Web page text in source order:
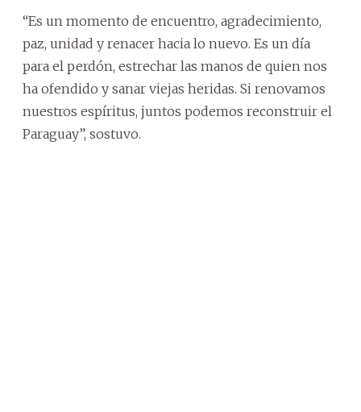
“Es un momento de encuentro, agradecimiento,
paz, unidad y renacer hacia lo nuevo. Es un día
para el perdón, estrechar las manos de quien nos
ha ofendido y sanar viejas heridas. Si renovamos
nuestros espíritus, juntos podemos reconstruir el
Paraguay”, sostuvo.